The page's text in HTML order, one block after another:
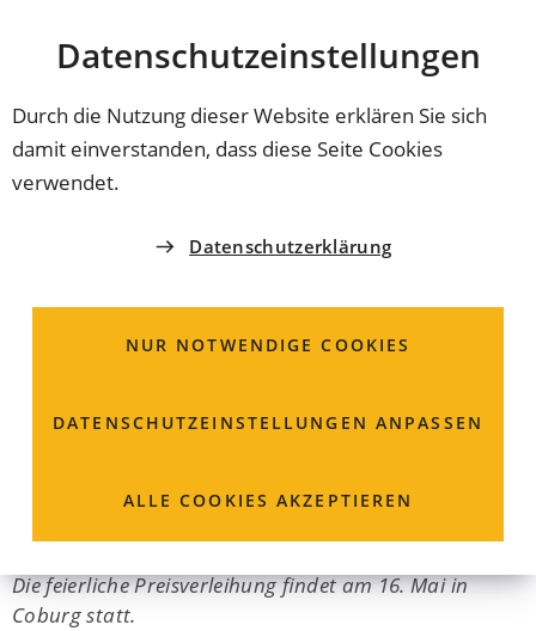
Datenschutz­einstellungen
Durch die Nutzung dieser Website erklären Sie sich
damit einverstanden, dass diese Seite Cookies
verwendet.
Datenschutzerklärung
NUR NOTWENDIGE COOKIES
DATENSCHUTZ­EINSTELLUNGEN ANPASSEN
ALLE COOKIES AKZEPTIEREN
INHALT ANSPRINGEN
Coburg
KULTURABTEILUNG
Mishol und
Übersetzerin Anne
ihre Übersetzerin Anne Birkenhauer erhalten den
Die feierliche Preisverleihung findet am 16. Mai in
Coburg statt.